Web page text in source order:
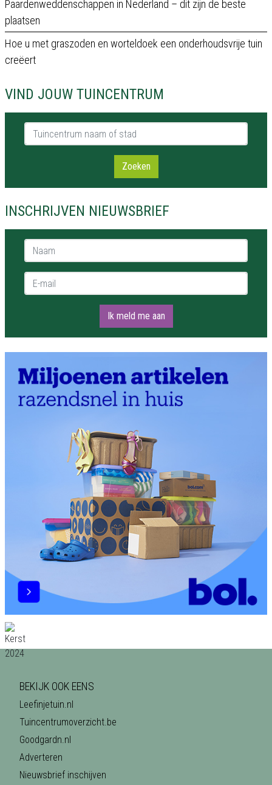
Paardenweddenschappen in Nederland – dit zijn de beste
plaatsen
Hoe u met graszoden en worteldoek een onderhoudsvrije tuin
creëert
VIND JOUW TUINCENTRUM
Tuincentrum naam of stad
Zoeken
INSCHRIJVEN NIEUWSBRIEF
Naam *
E-mail *
Ik meld me aan
BEKIJK OOK EENS
Leefinjetuin.nl
Tuincentrumoverzicht.be
Goodgardn.nl
Adverteren
Nieuwsbrief inschijven